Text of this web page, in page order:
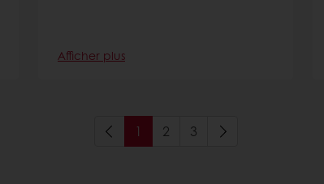
Afficher plus
1 2 3